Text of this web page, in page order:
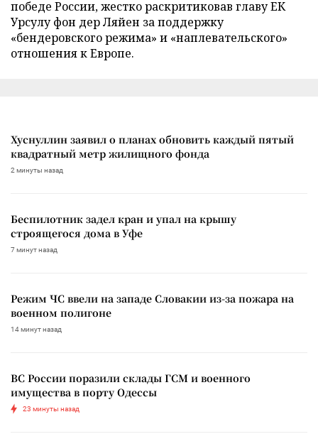
победе России, жестко раскритиковав главу ЕК
Урсулу фон дер Ляйен за поддержку
«бендеровского режима» и «наплевательского»
отношения к Европе.
Хуснуллин заявил о планах обновить каждый пятый
квадратный метр жилищного фонда
2 минуты назад
Беспилотник задел кран и упал на крышу
строящегося дома в Уфе
7 минут назад
Режим ЧС ввели на западе Словакии из-за пожара на
военном полигоне
14 минут назад
ВС России поразили склады ГСМ и военного
имущества в порту Одессы
23 минуты назад